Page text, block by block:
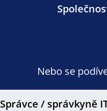
Nebo se
Správce / správkyně